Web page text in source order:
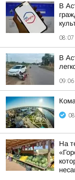
В
08:07
В
09:06
На